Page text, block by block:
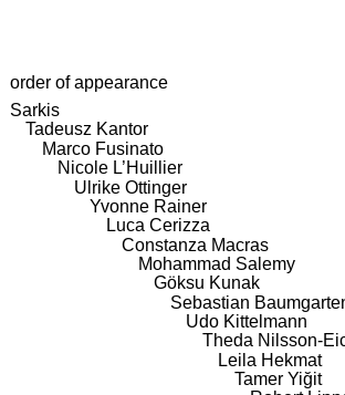
order of appearance
Sarkis
Tadeusz Kantor
Marco Fusinato
Nicole L’Huillier
Ulrike Ottinger
Yvonne Rainer
Luca Cerizza
Constanza Macras
Mohammad Salemy
Göksu Kunak
Sebastian
Udo Kittelmann
Theda Nilsson-
Leila Hekmat
Tamer Yiğit